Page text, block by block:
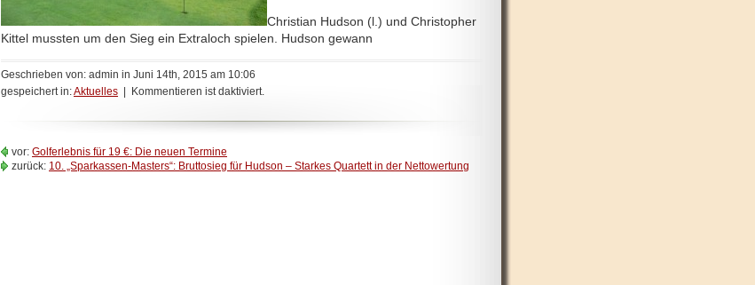
Christian Hudson (l.) und Christopher
Kittel mussten um den Sieg ein Extraloch spielen. Hudson gewann
Geschrieben von: admin in Juni 14th, 2015 am 10:06
gespeichert in:Aktuelles | Kommentieren ist daktiviert.
vor: Golferlebnis für 19 €: Die neuen Termine
zurück: 10. „Sparkassen-Masters“: Bruttosieg für Hudson – Starkes Quartett in der Nettowertung